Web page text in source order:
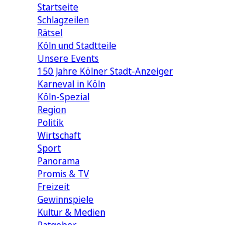
Startseite
Schlagzeilen
Rätsel
Köln und Stadtteile
Unsere Events
150 Jahre Kölner Stadt-Anzeiger
Karneval in Köln
Köln-Spezial
Region
Politik
Wirtschaft
Sport
Panorama
Promis & TV
Freizeit
Gewinnspiele
Kultur & Medien